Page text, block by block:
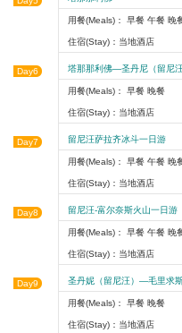
用餐(Meals)： 早餐 午餐 晚
住宿(Stay)：当地酒店
Day6 塔那那利佛—圣丹尼（留尼汪
用餐(Meals)： 早餐 晚餐
住宿(Stay)：当地酒店
Day7 留尼汪萨拉齐冰斗一日游
用餐(Meals)： 早餐 午餐 晚
住宿(Stay)：当地酒店
Day8 留尼汪-富尔奈斯火山一日游
用餐(Meals)： 早餐 午餐 晚
住宿(Stay)：当地酒店
Day9 圣丹妮（留尼汪）—毛里求
用餐(Meals)： 早餐 晚餐
住宿(Stay)：当地酒店